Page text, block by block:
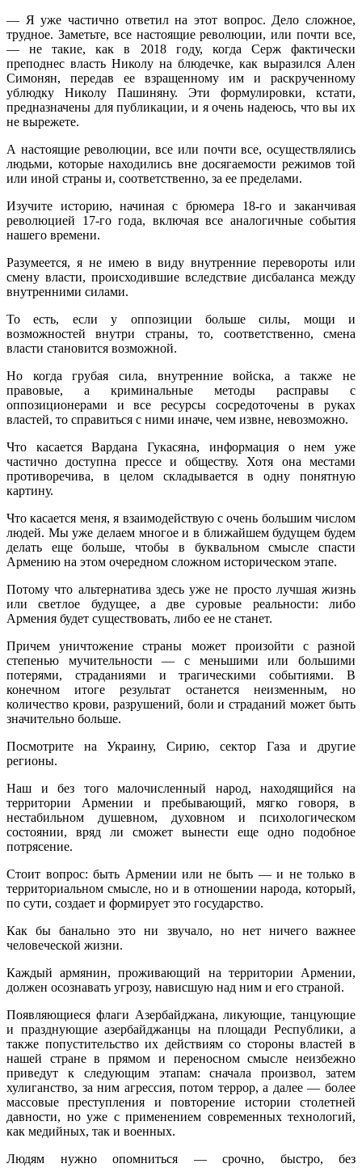
— Я уже частично ответил на этот вопрос. Дело сложное,
трудное. Заметьте, все настоящие революции, или почти все,
— не такие, как в 2018 году, когда Серж фактически
преподнес власть Николу на блюдечке, как выразился Ален
Симонян, передав ее взращенному им и раскрученному
ублюдку Николу Пашиняну. Эти формулировки, кстати,
предназначены для публикации, и я очень надеюсь, что вы их
не вырежете.
А настоящие революции, все или почти все, осуществлялись
людьми, которые находились вне досягаемости режимов той
или иной страны и, соответственно, за ее пределами.
Изучите историю, начиная с брюмера 18-го и заканчивая
революцией 17-го года, включая все аналогичные события
нашего времени.
Разумеется, я не имею в виду внутренние перевороты или
смену власти, происходившие вследствие дисбаланса между
внутренними силами.
То есть, если у оппозиции больше силы, мощи и
возможностей внутри страны, то, соответственно, смена
власти становится возможной.
Но когда грубая сила, внутренние войска, а также не
правовые, а криминальные методы расправы с
оппозиционерами и все ресурсы сосредоточены в руках
властей, то справиться с ними иначе, чем извне, невозможно.
Что касается Вардана Гукасяна, информация о нем уже
частично доступна прессе и обществу. Хотя она местами
противоречива, в целом складывается в одну понятную
картину.
Что касается меня, я взаимодействую с очень большим числом
людей. Мы уже делаем многое и в ближайшем будущем будем
делать еще больше, чтобы в буквальном смысле спасти
Армению на этом очередном сложном историческом этапе.
Потому что альтернатива здесь уже не просто лучшая жизнь
или светлое будущее, а две суровые реальности: либо
Армения будет существовать, либо ее не станет.
Причем уничтожение страны может произойти с разной
степенью мучительности — с меньшими или большими
потерями, страданиями и трагическими событиями. В
конечном итоге результат останется неизменным, но
количество крови, разрушений, боли и страданий может быть
значительно больше.
Посмотрите на Украину, Сирию, сектор Газа и другие
регионы.
Наш и без того малочисленный народ, находящийся на
территории Армении и пребывающий, мягко говоря, в
нестабильном душевном, духовном и психологическом
состоянии, вряд ли сможет вынести еще одно подобное
потрясение.
Стоит вопрос: быть Армении или не быть — и не только в
территориальном смысле, но и в отношении народа, который,
по сути, создает и формирует это государство.
Как бы банально это ни звучало, но нет ничего важнее
человеческой жизни.
Каждый армянин, проживающий на территории Армении,
должен осознавать угрозу, нависшую над ним и его страной.
Появляющиеся флаги Азербайджана, ликующие, танцующие
и празднующие азербайджанцы на площади Республики, а
также попустительство их действиям со стороны властей в
нашей стране в прямом и переносном смысле неизбежно
приведут к следующим этапам: сначала произвол, затем
хулиганство, за ним агрессия, потом террор, а далее — более
массовые преступления и повторение истории столетней
давности, но уже с применением современных технологий,
как медийных, так и военных.
Людям нужно опомниться — срочно, быстро, без